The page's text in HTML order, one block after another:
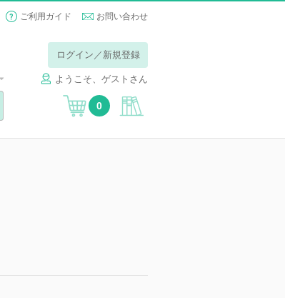
ご利用ガイド お問い合わせ
ログイン／新規登録
ようこそ、ゲストさん
0